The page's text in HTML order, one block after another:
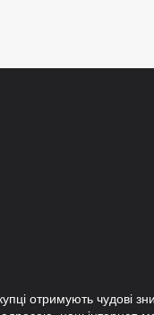
отримують чудові